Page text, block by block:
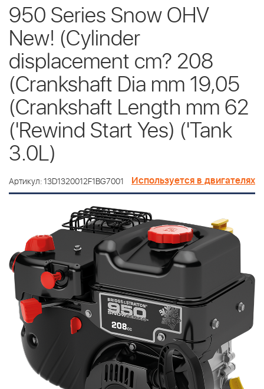
950 Series Snow OHV
New! (Cylinder
displacement cm? 208
(Crankshaft Dia mm 19,05
(Crankshaft Length mm 62
('Rewind Start Yes) ('Tank
3.0L)
Артикул: 13D1320012F1BG7001 Используется в двигателях